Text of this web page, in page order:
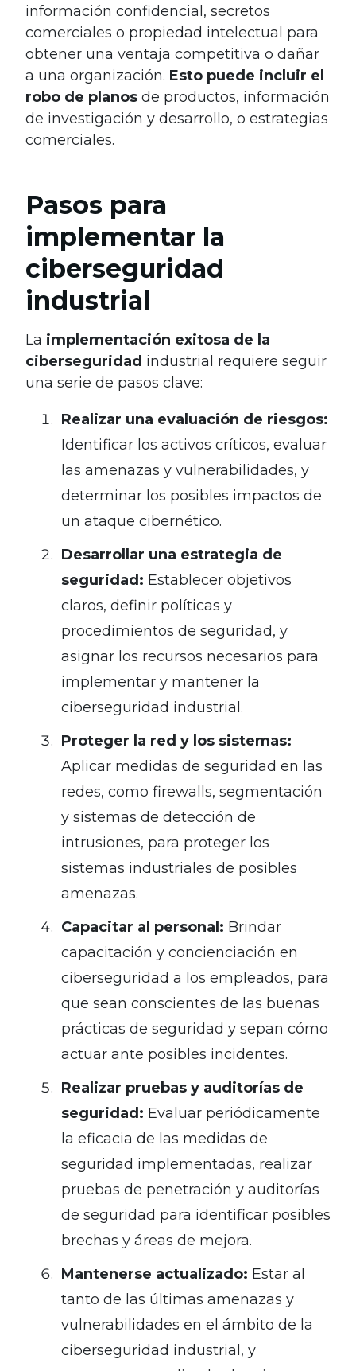
información confidencial, secretos
comerciales o propiedad intelectual para
obtener una ventaja competitiva o dañar
a una organización. Esto puede incluir el
robo de planos de productos, información
de investigación y desarrollo, o estrategias
comerciales.
Pasos para
implementar la
ciberseguridad
industrial
La implementación exitosa de la
ciberseguridad industrial requiere seguir
una serie de pasos clave:
Realizar una evaluación de riesgos:
Identificar los activos críticos, evaluar
las amenazas y vulnerabilidades, y
determinar los posibles impactos de
un ataque cibernético.
Desarrollar una estrategia de
seguridad: Establecer objetivos
claros, definir políticas y
procedimientos de seguridad, y
asignar los recursos necesarios para
implementar y mantener la
ciberseguridad industrial.
Proteger la red y los sistemas:
Aplicar medidas de seguridad en las
redes, como firewalls, segmentación
y sistemas de detección de
intrusiones, para proteger los
sistemas industriales de posibles
amenazas.
Capacitar al personal: Brindar
capacitación y concienciación en
ciberseguridad a los empleados, para
que sean conscientes de las buenas
prácticas de seguridad y sepan cómo
actuar ante posibles incidentes.
Realizar pruebas y auditorías de
seguridad: Evaluar periódicamente
la eficacia de las medidas de
seguridad implementadas, realizar
pruebas de penetración y auditorías
de seguridad para identificar posibles
brechas y áreas de mejora.
Mantenerse actualizado: Estar al
tanto de las últimas amenazas y
vulnerabilidades en el ámbito de la
ciberseguridad industrial, y